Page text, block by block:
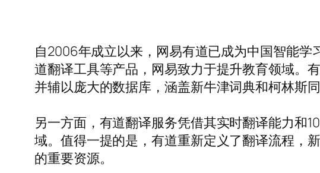
自2006年成立以来，网易有道已成为中国智能
道翻译工具等产品，网易致力于提升教育领域。
并辅以庞大的数据库，涵盖新牛津词典和柯林斯
另一方面，有道翻译服务凭借其实时翻译能力和
域。值得一提的是，有道重新定义了翻译流程，
的重要资源。